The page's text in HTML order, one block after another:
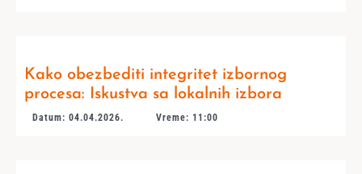
Kako obezbediti integritet izbornog
procesa: Iskustva sa lokalnih izbora
Datum: 04.04.2026. Vreme: 11:00